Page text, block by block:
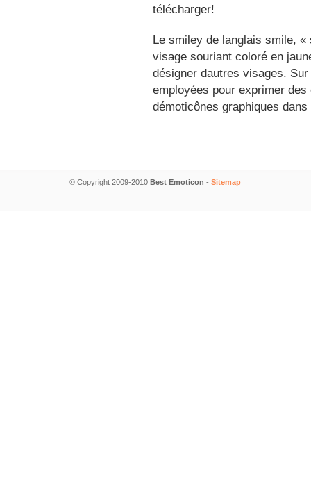
télécharger!
Le smiley de langlais smile,
visage souriant coloré en
désigner dautres visages.
employées pour exprimer
démoticônes graphiques
© Copyright 2009-2010 Best Emoticon - Sitemap